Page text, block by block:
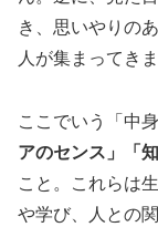
き、思いやりの
人が集まってきま
ここでいう「中身
アのセンス」「知
こと。これらは
や学び、人との